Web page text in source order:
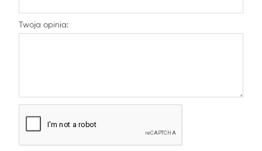
Twoja opinia: